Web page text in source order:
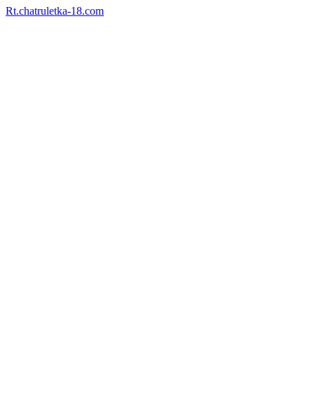
Rt.chatruletka-18.com